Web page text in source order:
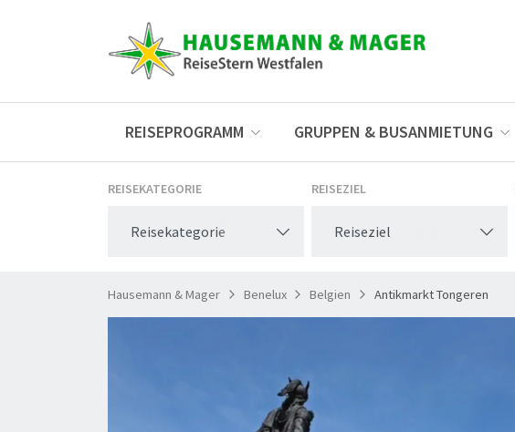
REISEPROGRAMM GRUPPEN & BUSANMIETUNG
REISEKATEGORIE
Reisekategorie
REISEZIEL
Reiseziel
Hausemann & Mager Benelux Belgien Antikmarkt Tongeren